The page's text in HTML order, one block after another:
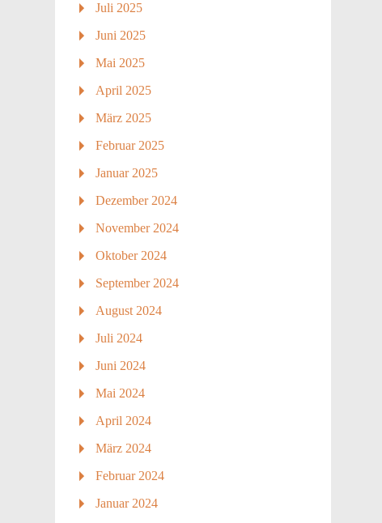
Juli 2025
Juni 2025
Mai 2025
April 2025
März 2025
Februar 2025
Januar 2025
Dezember 2024
November 2024
Oktober 2024
September 2024
August 2024
Juli 2024
Juni 2024
Mai 2024
April 2024
März 2024
Februar 2024
Januar 2024